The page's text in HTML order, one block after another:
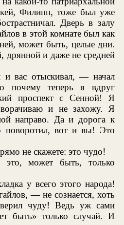
Филипп, тоже был уже
Дверь в залу
в этой комнате был как
может быть, целые дни.
дрянной и даже не средней
вас отыскивал, — начал
почему теперь я вдруг
проспект с Сенной! Я
и не захожу. Я
направо. Да и дорога к
поворотил, вот и вы! Это
не скажете: это чудо!
может быть, только
у всего этого народа!
— не сознается, хоть
чуду! Ведь уж сами
быть» только случай. И